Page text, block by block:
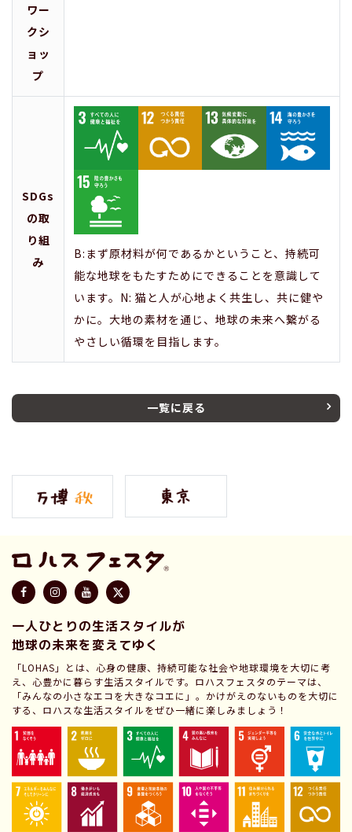
ワー
クシ
ョッ
プ
SDGs
の取
り組
み
B:まず原材料が何であるかということ、持続可
能な地球をもたすためにできることを意識して
います。N: 猫と人が心地よく共生し、共に健や
かに。大地の素材を通じ、地球の未来へ繋がる
やさしい循環を目指します。
一覧に戻る
一人ひとりの生活スタイルが
地球の未来を変えてゆく
「LOHAS」とは、心身の健康、持続可能な社会や地球環境を大切に考
え、心豊かに暮らす生活スタイルです。ロハスフェスタのテーマは、
「みんなの小さなエコを大きなコエに」。かけがえのないものを大切に
する、ロハスな生活スタイルをぜひ一緒に楽しみましょう！